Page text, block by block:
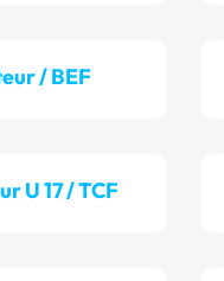
/ BEF
U 17 / TCF